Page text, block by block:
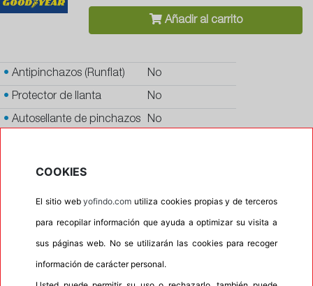
Añadir al carrito
• Antipinchazos (Runflat) No
• Protector de llanta No
• Autosellante de pinchazos No
Espuma antiruido
Calidad PREMIUM
P.O.R. No
COOKIES
El sitio webyofindo.com utiliza cookies propias y de terceros
para recopilar información que ayuda a optimizar su visita a
sus páginas web. No se utilizarán las cookies para recoger
información de carácter personal.